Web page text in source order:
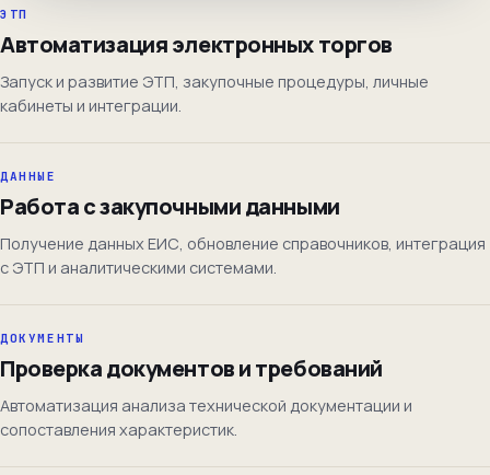
ЭТП
Автоматизация электронных торгов
Запуск и развитие ЭТП, закупочные процедуры, личные
кабинеты и интеграции.
ДАННЫЕ
Работа с закупочными данными
Получение данных ЕИС, обновление справочников, интеграция
с ЭТП и аналитическими системами.
ДОКУМЕНТЫ
Проверка документов и требований
Автоматизация анализа технической документации и
сопоставления характеристик.